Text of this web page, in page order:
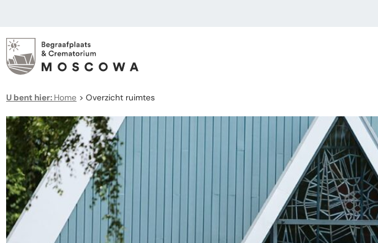
U bent hier: Home > Overzicht ruimtes